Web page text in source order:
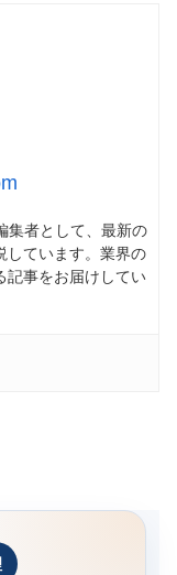
集者として、最新の
しています。業界の
記事をお届けしてい